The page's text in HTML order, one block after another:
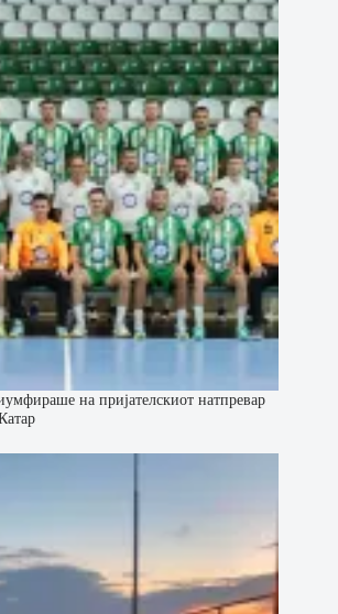
на пријателскиот натпревар